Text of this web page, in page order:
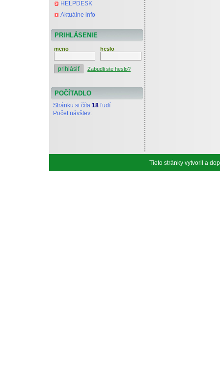
HELPDESK
Aktuálne info
PRIHLÁSENIE
meno heslo
Zabudli ste heslo?
POČÍTADLO
Stránku si číta 18 ľudí
Počet návštev:
Tieto stránky vytvoril a